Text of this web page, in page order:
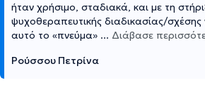
ήταν χρήσιμο, σταδιακά, και με τη
ψυχοθεραπευτικής διαδικασίας/σχέσης
αυτό το «πνεύμα» ... Διάβασε
Ρούσσου Πετρίνα